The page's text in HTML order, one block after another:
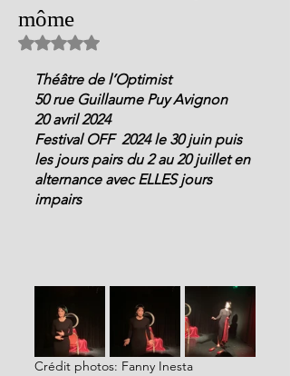
môme
Noté NaN étoiles sur 5.
Théâtre de l’Optimist
50 rue Guillaume Puy Avignon
20 avril 2024
Festival OFF  2024 le 30 juin puis
les jours pairs du 2 au 20 juillet en
alternance avec ELLES jours
impairs
Crédit photos: Fanny Inesta